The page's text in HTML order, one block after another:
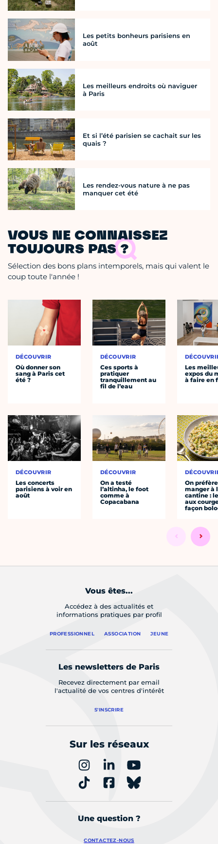
Les petits bonheurs parisiens en
août
Les meilleurs endroits où naviguer
à Paris
Et si l’été parisien se cachait sur les
quais ?
Les rendez-vous nature à ne pas
manquer cet été
VOUS NE CONNAISSEZ
TOUJOURS PAS ?
Sélection des bons plans intemporels, mais qui valent le
coup toute l'année !
DÉCOUVRIR
Où donner son
sang à Paris cet
été ?
DÉCOUVRIR
Les concerts
parisiens à voir en
août
DÉCOUVRIR
Ces sports à
pratiquer
tranquillement au
fil de l’eau
DÉCOUVRIR
On a testé
l’altinha, le foot
comme à
Copacabana
Les
expos du
à faire en
On préfère
manger à
cantine :
aux
façon
Vous êtes...
Accédez à des actualités et
informations pratiques par profil
PROFESSIONNEL ASSOCIATION JEUNE
Les newsletters de Paris
Recevez directement par email
l'actualité de vos centres d'intérêt
S'INSCRIRE
Sur les réseaux
Une question ?
CONTACTEZ-NOUS